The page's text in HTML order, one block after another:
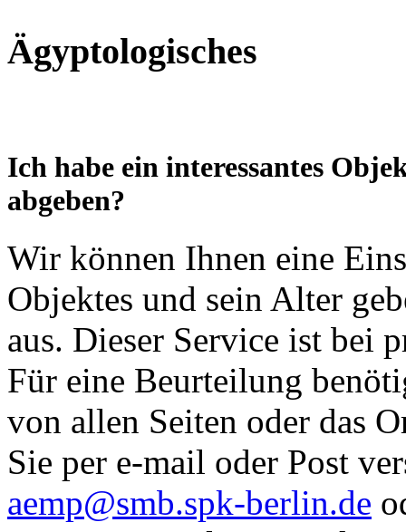
Ägyptologisches
Ich habe ein interessantes
abgeben?
Wir können Ihnen eine
Objektes und sein Alter
aus. Dieser Service ist bei
Für eine Beurteilung
von allen Seiten oder das
Sie per e-mail oder Post
aemp@smb.spk-berlin.de